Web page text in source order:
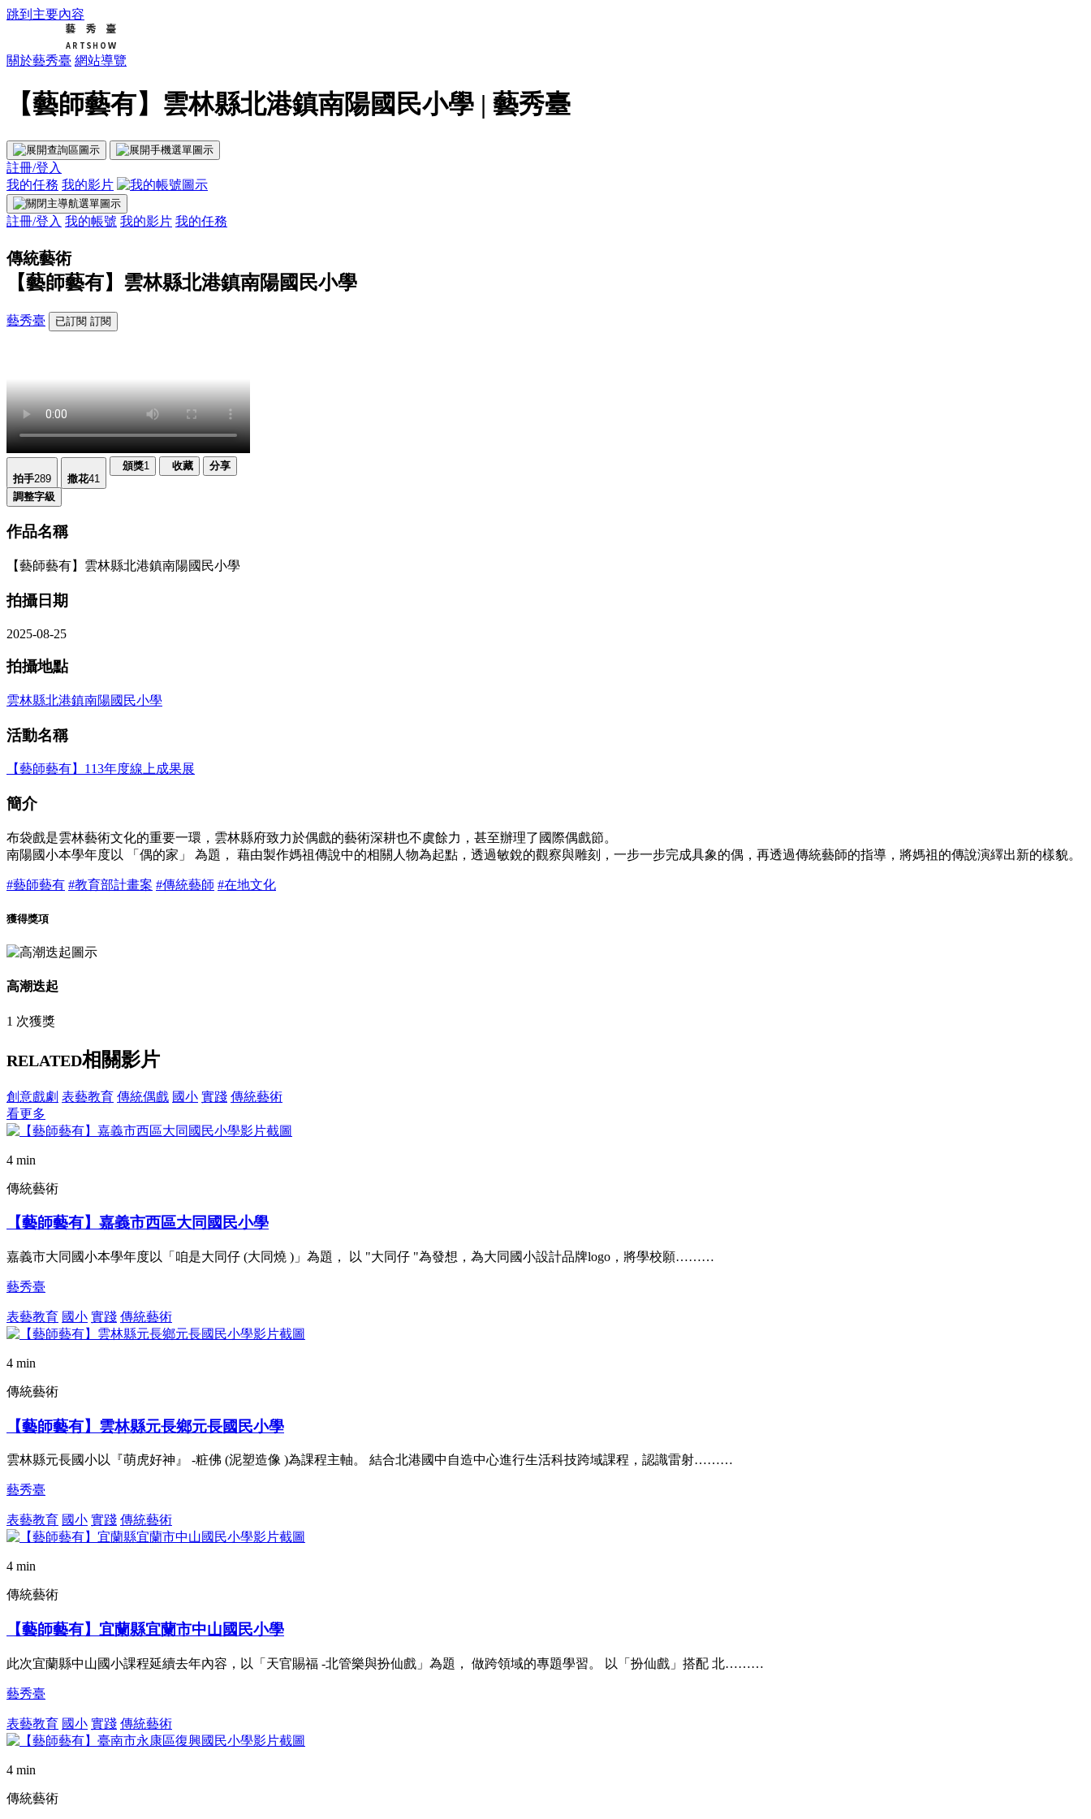
跳到主要內容
關於藝秀臺 網站導覽
【藝師藝有】雲林縣北港鎮南陽國民小學 | 藝秀臺
註冊/登入
我的任務 我的影片
註冊/登入 我的帳號 我的影片 我的任務
傳統藝術
【藝師藝有】雲林縣北港鎮南陽國民小學
藝秀臺 已訂閱 訂閱
拍手289 撒花41
頒獎1 收藏 分享
調整字級
作品名稱
【藝師藝有】雲林縣北港鎮南陽國民小學
拍攝日期
2025-08-25
拍攝地點
雲林縣北港鎮南陽國民小學
活動名稱
【藝師藝有】113年度線上成果展
簡介
布袋戲是雲林藝術文化的重要一環，雲林縣府致力於偶戲的藝術深耕也不虞餘力，甚至辦理了國際偶戲節。
南陽國小本學年度以 「偶的家」 為題， 藉由製作媽祖傳說中的相關人物為起點，透過敏銳的觀察與雕刻，一步一步完成具象的偶，再透過傳統藝師的指導，將媽祖的傳說演繹出新的樣貌。
#藝師藝有 #教育部計畫案 #傳統藝師 #在地文化
獲得獎項
高潮迭起
1 次獲獎
RELATED相關影片
創意戲劇 表藝教育 傳統偶戲 國小 實踐 傳統藝術
看更多
4 min
傳統藝術
【藝師藝有】嘉義市西區大同國民小學
嘉義市大同國小本學年度以「咱是大同仔 (大同燒 )」為題， 以 "大同仔 "為發想，為大同國小設計品牌logo，將學校願………
藝秀臺
表藝教育 國小 實踐 傳統藝術
4 min
傳統藝術
【藝師藝有】雲林縣元長鄉元長國民小學
雲林縣元長國小以『萌虎好神』 -粧佛 (泥塑造像 )為課程主軸。 結合北港國中自造中心進行生活科技跨域課程，認識雷射………
藝秀臺
表藝教育 國小 實踐 傳統藝術
4 min
傳統藝術
【藝師藝有】宜蘭縣宜蘭市中山國民小學
此次宜蘭縣中山國小課程延續去年內容，以「天官賜福 -北管樂與扮仙戲」為題， 做跨領域的專題學習。 以「扮仙戲」搭配 北………
藝秀臺
表藝教育 國小 實踐 傳統藝術
4 min
傳統藝術